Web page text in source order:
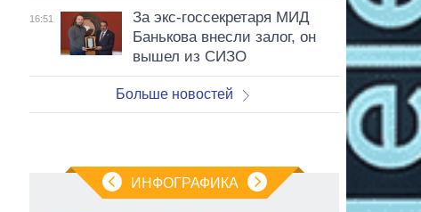
16:51
За экс-госсекретаря МИД
Банькова внесли залог, он
вышел из СИЗО
Больше новостей
ИНФОГРАФИКА